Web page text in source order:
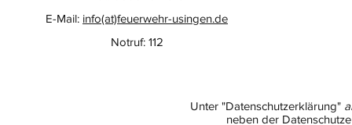
E-Mail: info(at)feuerwehr-usingen.de
Notruf: 112
Unter "Datenschutzerklärung"
neben der